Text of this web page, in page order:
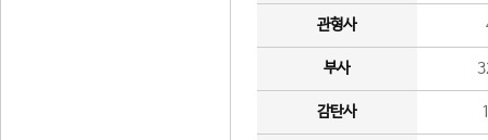
관형사
부사
감탄사